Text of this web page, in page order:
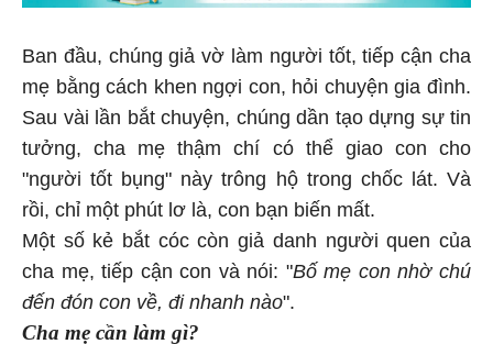
Ban đầu, chúng giả vờ làm người tốt, tiếp cận cha
mẹ bằng cách khen ngợi con, hỏi chuyện gia đình.
Sau vài lần bắt chuyện, chúng dần tạo dựng sự tin
tưởng, cha mẹ thậm chí có thể giao con cho
"người tốt bụng" này trông hộ trong chốc lát. Và
rồi, chỉ một phút lơ là, con bạn biến mất.
Một số kẻ bắt cóc còn giả danh người quen của
cha mẹ, tiếp cận con và nói: "Bố mẹ con nhờ chú
đến đón con về, đi nhanh nào".
Cha mẹ cần làm gì?